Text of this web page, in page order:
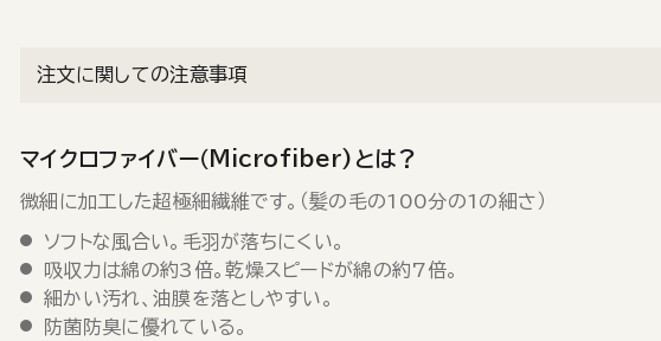
注文に関しての注意事項
マイクロファイバー（Microfiber)とは？
微細に加工した超極細繊維です。（髪の毛の100分の1の細さ）
ソフトな風合い。毛羽が落ちにくい。
吸収力は綿の約3倍。乾燥スピードが綿の約7倍。
細かい汚れ、油膜を落としやすい。
防菌防臭に優れている。